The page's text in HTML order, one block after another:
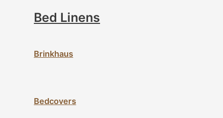
Bed Linens
Brinkhaus
Bedcovers